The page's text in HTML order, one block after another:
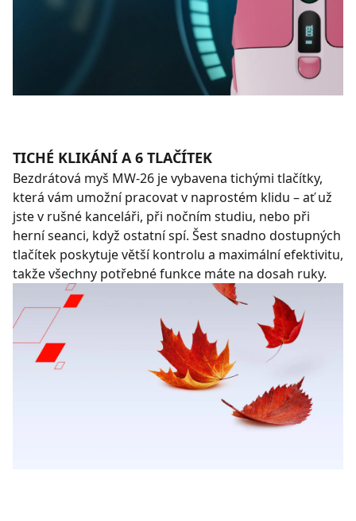
TICHÉ KLIKÁNÍ A 6 TLAČÍTEK
Bezdrátová myš MW-26 je vybavena tichými tlačítky,
která vám umožní pracovat v naprostém klidu – ať už
jste v rušné kanceláři, při nočním studiu, nebo při
herní seanci, když ostatní spí. Šest snadno dostupných
tlačítek poskytuje větší kontrolu a maximální efektivitu,
takže všechny potřebné funkce máte na dosah ruky.